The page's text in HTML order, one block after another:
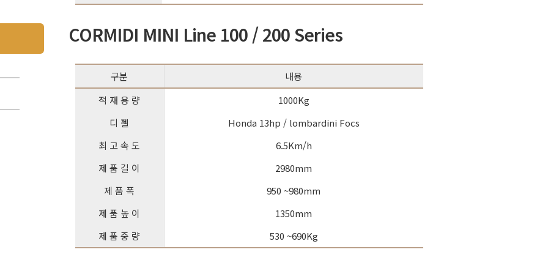
CORMIDI MINI Line 100 / 200 Series
구분
내용
적 재 용 량
1000Kg
디 젤
Honda 13hp / lombardini Focs
최 고 속 도
6.5Km/h
제 품 길 이
2980mm
제 품 폭
950 ~980mm
제 품 높 이
1350mm
제 품 중 량
530 ~690Kg